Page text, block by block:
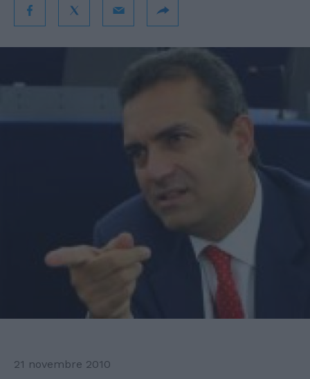
21 novembre 2010